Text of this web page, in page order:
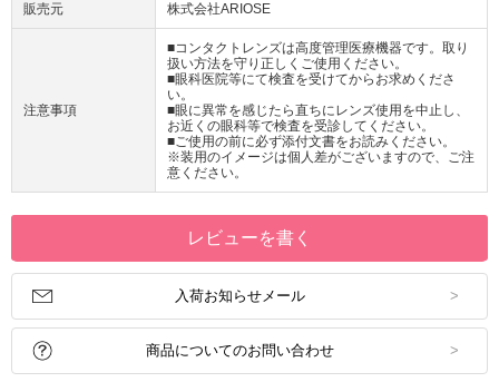
販売元 株式会社ARIOSE
注意事項
■コンタクトレンズは高度管理医療機器です。取り
扱い方法を守り正しくご使用ください。
■眼科医院等にて検査を受けてからお求めくださ
い。
■眼に異常を感じたら直ちにレンズ使用を中止し、
お近くの眼科等で検査を受診してください。
■ご使用の前に必ず添付文書をお読みください。
※装用のイメージは個人差がございますので、ご注
意ください。
レビューを書く
入荷お知らせメール
商品についてのお問い合わせ